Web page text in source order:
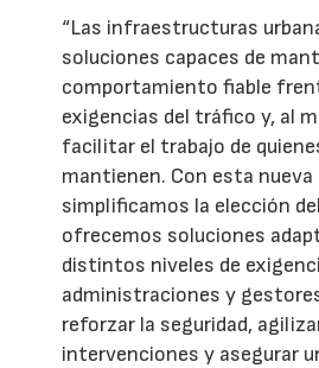
“Las infraestructuras
soluciones capaces de
comportamiento fiable
exigencias del tráfico y, al
facilitar el trabajo de
mantienen. Con esta nueva
simplificamos la elección
ofrecemos soluciones
distintos niveles de
administraciones y
reforzar la seguridad,
intervenciones y asegurar